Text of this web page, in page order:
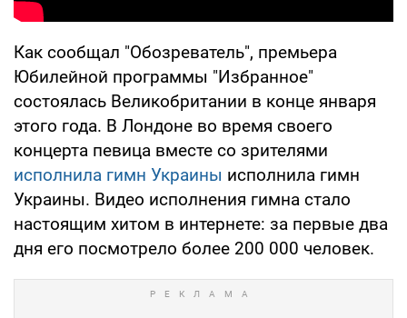
Как сообщал "Обозреватель", премьера
Юбилейной программы "Избранное"
состоялась Великобритании в конце января
этого года. В Лондоне во время своего
концерта певица вместе со зрителями
исполнила гимн Украины исполнила гимн
Украины. Видео исполнения гимна стало
настоящим хитом в интернете: за первые два
дня его посмотрело более 200 000 человек.